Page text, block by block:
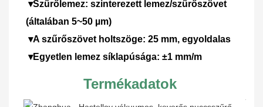
(általában 5~50 µm)
▾A szűrőszövet holtszöge: 25 mm, egyoldalas
▾Egyetlen lemez síklapúsága: ±1 mm/m
Termékadatok